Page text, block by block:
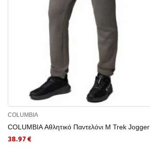
COLUMBIA
COLUMBIA Αθλητικό Παντελόνι M Trek Jogger
38.97 €